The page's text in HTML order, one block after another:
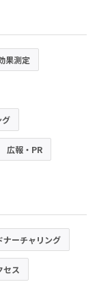
果測定
グ
広報・PR
ナーチャリング
セス